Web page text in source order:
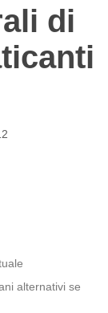
di
alternativi se